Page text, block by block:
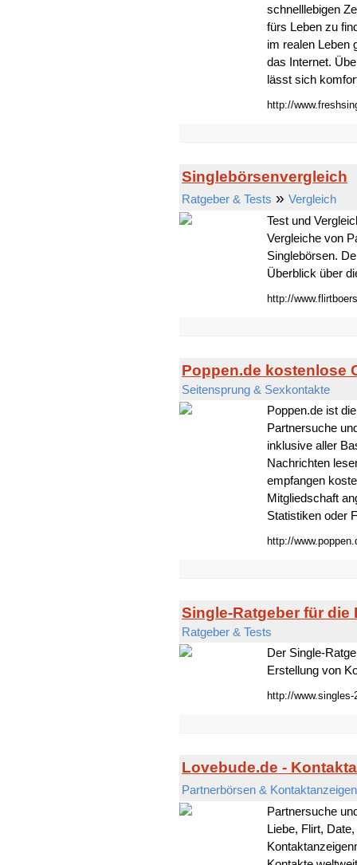
schnelllebigen
fürs Leben zu
im realen Leben
das Internet.
lässt sich
http://
Singlebörsenvergleich
Ratgeber & Tests » Vergleich
Test und
Vergleiche von
Singlebörsen.
Überblick über
http://
Poppen.de kostenlose
Seitensprung & Sexkontakte
Poppen.de ist
Partnersuche
inklusive aller
Nachrichten
empfangen
Mitgliedschaft
Statistiken oder
http://
Single-Ratgeber für die
Ratgeber & Tests
Der Single-
Erstellung von
http://www.singles-
Lovebude.de -
Partnerbörsen & Kontaktanzeigen
Partnersuche
Liebe, Flirt,